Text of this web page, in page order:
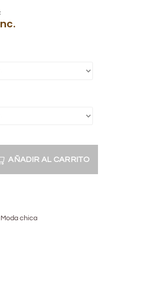
AÑADIR AL CARRITO
Moda chica